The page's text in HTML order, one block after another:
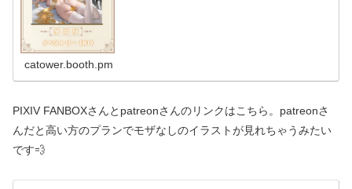
catower.booth.pm
PIXIV FANBOXさんとpatreonさんのリンクはこちら。patreonさ
んだと高い方のプランでモザなしのイラストが見れちゃうみたい
です💨